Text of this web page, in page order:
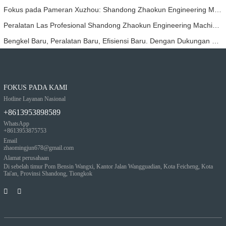
FOKUS PADA KAMI
Hotline Layanan Nasional
+8613953898589
WhatsApp
+8613953875753
Email
zhaomingjun678@gmail.com
Alamat perusahaan
Di sebelah timur Pom Bensin Wangxi, Kantor Jalan Wangguadian, Kota Feicheng, Kota
Tai'an, Provinsi Shandong, Tiongkok